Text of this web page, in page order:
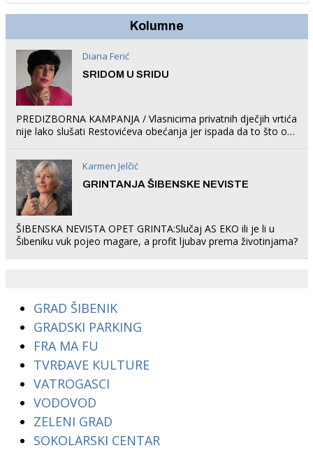
Kolumne
Diana Ferić
SRIDOM U SRIDU
PREDIZBORNA KAMPANJA / Vlasnicima privatnih dječjih vrtića
nije lako slušati Restovićeva obećanja jer ispada da to što oni
Karmen Jelčić
GRINTANJA ŠIBENSKE NEVISTE
ŠIBENSKA NEVISTA OPET GRINTA:Slučaj AS EKO ili je li u
Šibeniku vuk pojeo magare, a profit ljubav prema životinjama?
GRAD ŠIBENIK
GRADSKI PARKING
FRA MA FU
TVRĐAVE KULTURE
VATROGASCI
VODOVOD
ZELENI GRAD
SOKOLARSKI CENTAR